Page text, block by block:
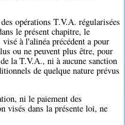
opérations T.V.A. régularisées
le présent chapitre, le
à l'alinéa précédent a pour
ou ne peuvent plus être, pour
la T.V.A., ni à aucune sanction
de quelque nature prévus
ni le paiement des
visés dans la présente loi, ne